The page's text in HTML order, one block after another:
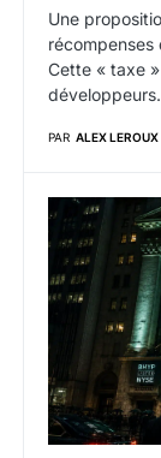
Une
Cette « taxe
développeurs.
PAR ALEX LEROUX
Bitwise